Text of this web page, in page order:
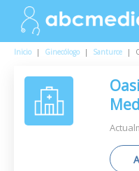
Inicio | Ginecólogo | Santurce |